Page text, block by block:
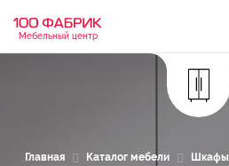
Мебельный центр
Главная Каталог мебели Шкафы